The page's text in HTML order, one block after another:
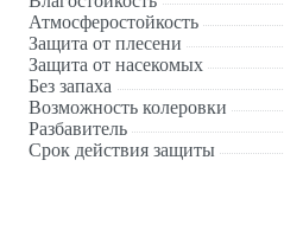
Атмосферостойкость
Защита от плесени
Защита от насекомых
Без запаха
Возможность колеровки
Разбавитель
Срок действия защиты